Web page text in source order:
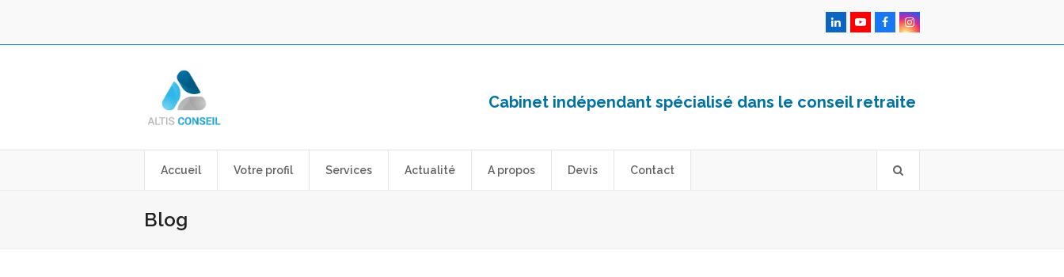
LinkedInYouTubeFacebookInstagram
Cabinet indépendant spécialisé dans le conseil retraite
Accueil Votre profil Services Actualité A propos Devis Contact
Blog